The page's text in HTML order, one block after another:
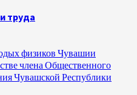
труда
физиков Чувашии
члена Общественного
Чувашской Республики